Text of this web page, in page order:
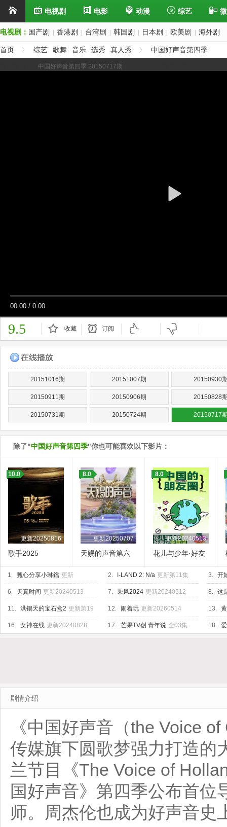
电视剧 电影 动漫 综艺
电视剧： 国产剧 香港剧 台湾剧 韩国剧 日本剧 欧美剧 海外剧
首页 综艺 歌舞 音乐 选秀 真人秀 中国好声音第四季
中国好声音第四季 20150717期
00:00 / 0:00
9.5 收藏 订阅
20151016期 20151007期 20150930
20150911期 20150906期 20150828
20150731期 20150724期 20150717
除了"中国好声音第四季"你也可能喜欢以下影片：
更新20250816
10.0
歌手2025
更新20250707
8.0
天赐的声音第六
更新20240513
8.0
花儿与少年·好友
1. 甄心分享小琳鐺 更新
20241119
2. I-LAND 2: N/a 更新第11集 3. 开
6. 天真时间 更新20240513 7. 乘风2024 更新20240512 8. 这
11. 洪锡天的宝石盒2 更新第19
集
12. 闹着玩 更新20260514 13.
16. 女神在线 更新20240828 17. 芒果TV创 青年说 全03集 18.
剧情介绍
《中国好声音（the Voice
传媒旗下圆歌梦强力打造的
兰节目《The Voice of
国好声音》第四季公布首位
师。周杰伦也成为好声音史